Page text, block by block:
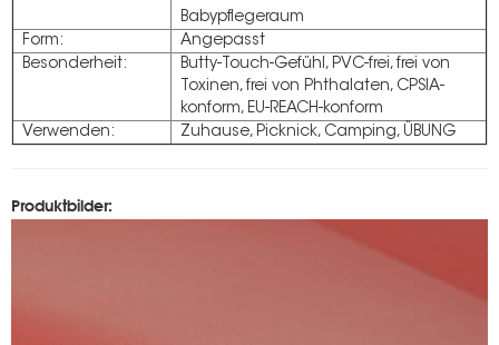
Babypflegeraum
Form:
Angepasst
Besonderheit:
Butty-Touch-Gefühl, PVC-frei, frei von
Toxinen, frei von Phthalaten, CPSIA-
konform, EU-REACH-konform
Verwenden:
Zuhause, Picknick, Camping, ÜBUNG
Produktbilder: